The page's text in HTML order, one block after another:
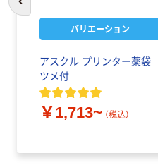
バリエーション
アスクル プリンター薬袋
ツメ付
￥1,713~ （税込）
前のスライドへ